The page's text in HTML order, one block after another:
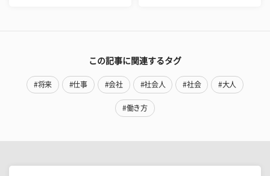
この記事に関連するタグ
#将来 #仕事 #会社 #社会人 #社会 #大人
#働き方